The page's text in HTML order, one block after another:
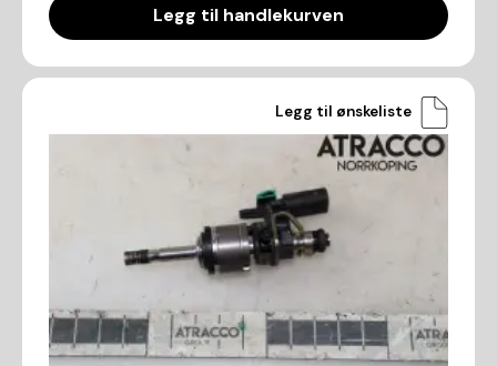
Legg til handlekurven
Legg til ønskeliste